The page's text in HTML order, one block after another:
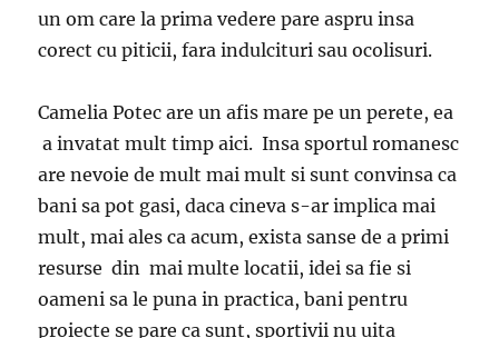
un om care la prima vedere pare aspru insa
corect cu piticii, fara indulcituri sau ocolisuri.
Camelia Potec are un afis mare pe un perete, ea
a invatat mult timp aici. Insa sportul romanesc
are nevoie de mult mai mult si sunt convinsa ca
bani sa pot gasi, daca cineva s-ar implica mai
mult, mai ales ca acum, exista sanse de a primi
resurse din mai multe locatii, idei sa fie si
oameni sa le puna in practica, bani pentru
proiecte se pare ca sunt, sportivii nu uita